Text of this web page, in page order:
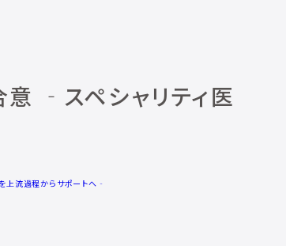
‐スペシャリティ医
上流過程からサポートへ‐